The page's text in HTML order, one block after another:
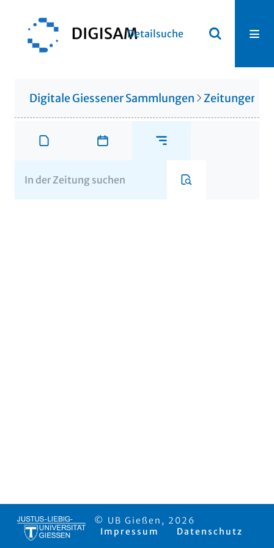
Detailsuche
Digitale Giessener Sammlungen Zeitungen
© UB Gießen, 2026
Impressum
Datenschutz